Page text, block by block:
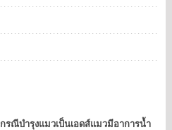
รณีบำรุงแมวเป็นเอดส์แมวมีอาการน้ำ